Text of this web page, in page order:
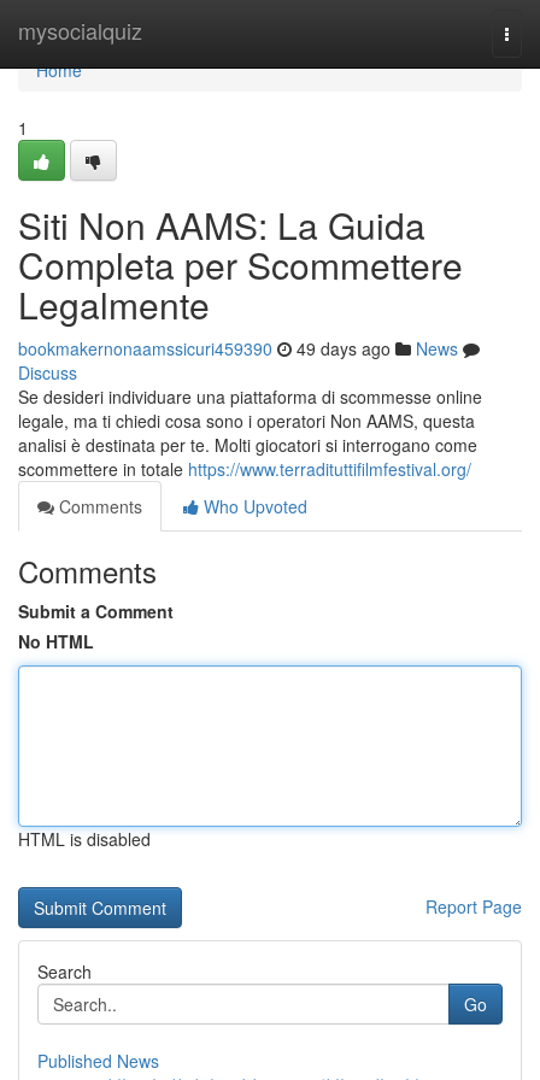
mysocialquiz
Home
Home
1
Siti Non AAMS: La Guida
Completa per Scommettere
Legalmente
bookmakernonaamssicuri459390 49 days ago
News
Discuss
Se desideri individuare una piattaforma di scommesse online
legale, ma ti chiedi cosa sono i operatori Non AAMS, questa
analisi è destinata per te. Molti giocatori si interrogano come
scommettere in totale https://www.terradituttifilmfestival.org/
Comments
Who Upvoted
Comments
Submit a Comment
No HTML
HTML is disabled
Report Page
Search
Go
Published News